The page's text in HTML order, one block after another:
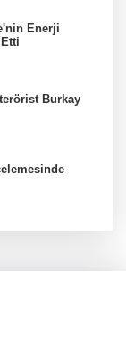
Enerji
Burkay
Terörsüz